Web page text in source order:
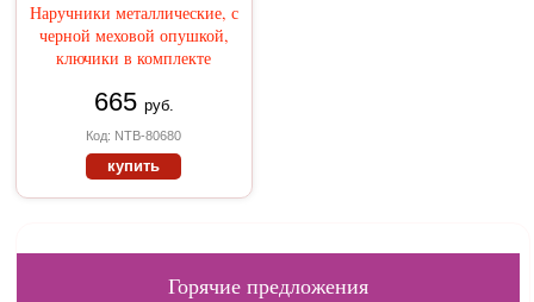
Наручники металлические, с
черной меховой опушкой,
ключики в комплекте
665 руб.
Код: NTB-80680
купить
Горячие предложения